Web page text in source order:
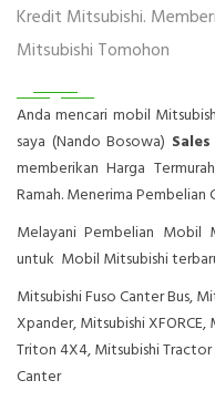
Kredit Mitsubishi.
Mitsubishi Tomohon
Anda mencari mobil
saya (Nando Bosowa)
memberikan Harga
Ramah. Menerima
Melayani Pembelian Mobil
untuk Mobil Mitsubishi
Mitsubishi Fuso Canter Bus,
Xpander, Mitsubishi
Triton 4X4, Mitsubishi
Canter